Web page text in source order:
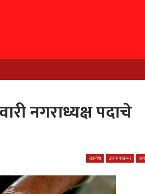
नगराध्यक्ष पदाचे
खान्देश ठळक बातम्या